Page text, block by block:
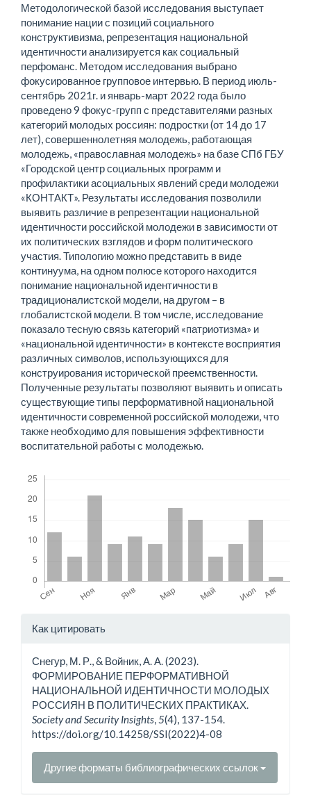
Методологической базой исследования выступает
понимание нации с позиций социального
конструктивизма, репрезентация национальной
идентичности анализируется как социальный
перфоманс. Методом исследования выбрано
фокусированное групповое интервью. В период июль-
сентябрь 2021г. и январь-март 2022 года было
проведено 9 фокус-групп с представителями разных
категорий молодых россиян: подростки (от 14 до 17
лет), совершеннолетняя молодежь, работающая
молодежь, «православная молодежь» на базе СПб ГБУ
«Городской центр социальных программ и
профилактики асоциальных явлений среди молодежи
«КОНТАКТ». Результаты исследования позволили
выявить различие в репрезентации национальной
идентичности российской молодежи в зависимости от
их политических взглядов и форм политического
участия. Типологию можно представить в виде
континуума, на одном полюсе которого находится
понимание национальной идентичности в
традиционалистской модели, на другом – в
глобалистской модели. В том числе, исследование
показало тесную связь категорий «патриотизма» и
«национальной идентичности» в контексте восприятия
различных символов, использующихся для
конструирования исторической преемственности.
Полученные результаты позволяют выявить и описать
существующие типы перформативной национальной
идентичности современной российской молодежи, что
также необходимо для повышения эффективности
воспитательной работы с молодежью.
Детали
Как цитировать
Снегур, М. Р., & Войник, А. А. (2023).
ФОРМИРОВАНИЕ ПЕРФОРМАТИВНОЙ
НАЦИОНАЛЬНОЙ ИДЕНТИЧНОСТИ МОЛОДЫХ
РОССИЯН В ПОЛИТИЧЕСКИХ ПРАКТИКАХ.
Society and Security Insights,5(4), 137-154.
https://doi.org/10.14258/SSI(2022)4-08
Другие форматы библиографических ссылок